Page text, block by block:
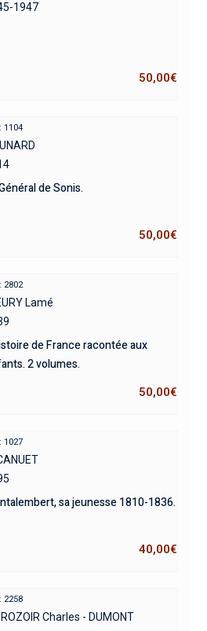
1947
50,00€
1104
de Sonis.
50,00€
2802
Lamé
de France racontée aux
2 volumes.
50,00€
1027
sa jeunesse 1810-1836.
40,00€
2258
ROZOIR Charles - DUMONT